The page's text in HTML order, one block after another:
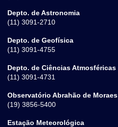
Depto. de Astronomia
(11) 3091-2710
Depto. de Geofísica
(11) 3091-4755
Depto. de Ciências Atmosféricas
(11) 3091-4731
Observatório Abrahão de Moraes
(19) 3856-5400
Estação Meteorológica